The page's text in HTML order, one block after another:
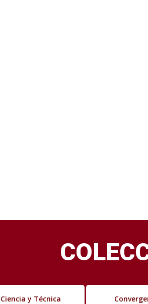
Ciencia y Técnica